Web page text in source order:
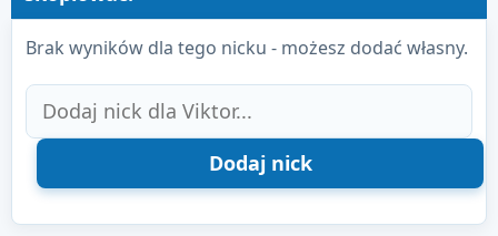
Brak wyników dla tego nicku - możesz dodać własny.